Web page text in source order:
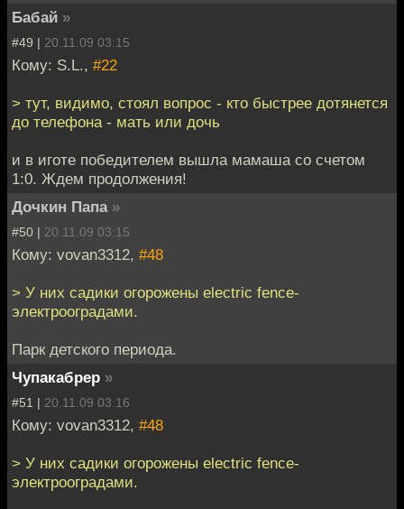
Бабай »
#49 | 20.11.09 03:15
Кому: S.L., #22
> тут, видимо, стоял вопрос - кто быстрее дотянется
до телефона - мать или дочь
и в иготе победителем вышла мамаша со счетом
1:0. Ждем продолжения!
Дочкин Папа »
#50 | 20.11.09 03:15
Кому: vovan3312, #48
> У них садики огорожены electric fence-
электрооградами.
Парк детского периода.
Чупакабрер »
#51 | 20.11.09 03:16
Кому: vovan3312, #48
> У них садики огорожены electric fence-
электрооградами.